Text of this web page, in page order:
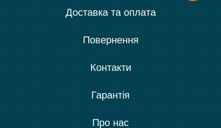
Доставка та оплата
Повернення
Контакти
Гарантія
Про нас